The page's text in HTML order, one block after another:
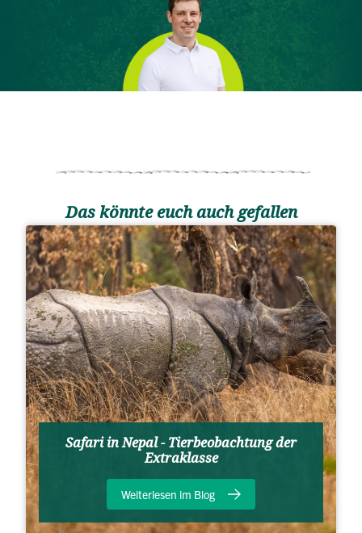
Das könnte euch auch gefallen
Safari in Nepal - Tierbeobachtung der
Extraklasse
Weiterlesen im Blog